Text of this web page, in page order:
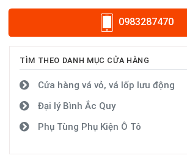
0983287470
TÌM THEO DANH MỤC CỬA HÀNG
Cửa hàng vá vỏ, vá lốp lưu động
Đại lý Bình Ắc Quy
Phụ Tùng Phụ Kiện Ô Tô